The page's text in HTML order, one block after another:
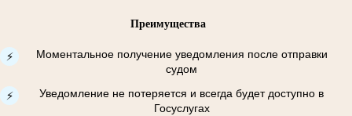
Преимущества
⚡
Моментальное получение уведомления после отправки
судом
⚡
Уведомление не потеряется и всегда будет доступно в
Госуслугах